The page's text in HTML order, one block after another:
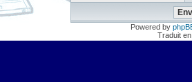
Powered by
Traduit